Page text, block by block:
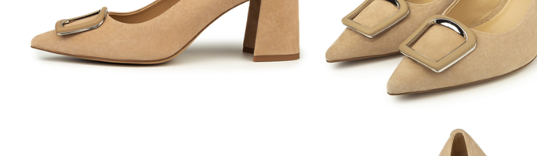
Полуботинки
Ботильоны
Кроссовки
Мюли
Полусапоги